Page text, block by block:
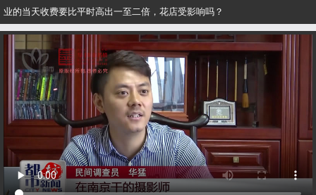
业的当天收费要比平时高出一至二倍，花店受影响吗？